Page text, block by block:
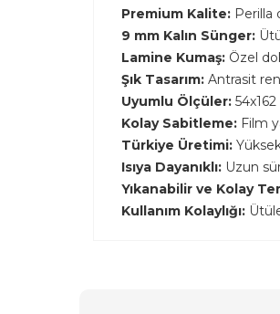
Premium Kalite: Perilla
9 mm Kalın Sünger:
Lamine Kumaş: Özel
Şık Tasarım: Antrasit
Uyumlu Ölçüler:
Kolay Sabitleme: Film
Türkiye Üretimi:
Isıya Dayanıklı: Uzun
Yıkanabilir ve Kolay
Kullanım Kolaylığı: